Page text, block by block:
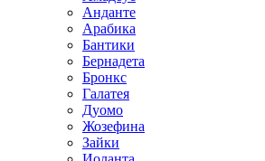
Анданте
Арабика
Бантики
Бернадета
Бронкс
Галатея
Дуомо
Жозефина
Зайки